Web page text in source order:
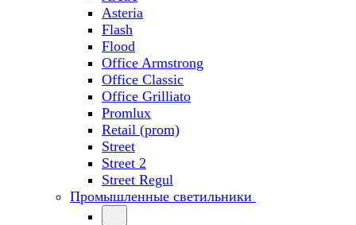
Asteria
Flash
Flood
Office Armstrong
Office Classic
Office Grilliato
Promlux
Retail (prom)
Street
Street 2
Street Regul
Промышленные светильники